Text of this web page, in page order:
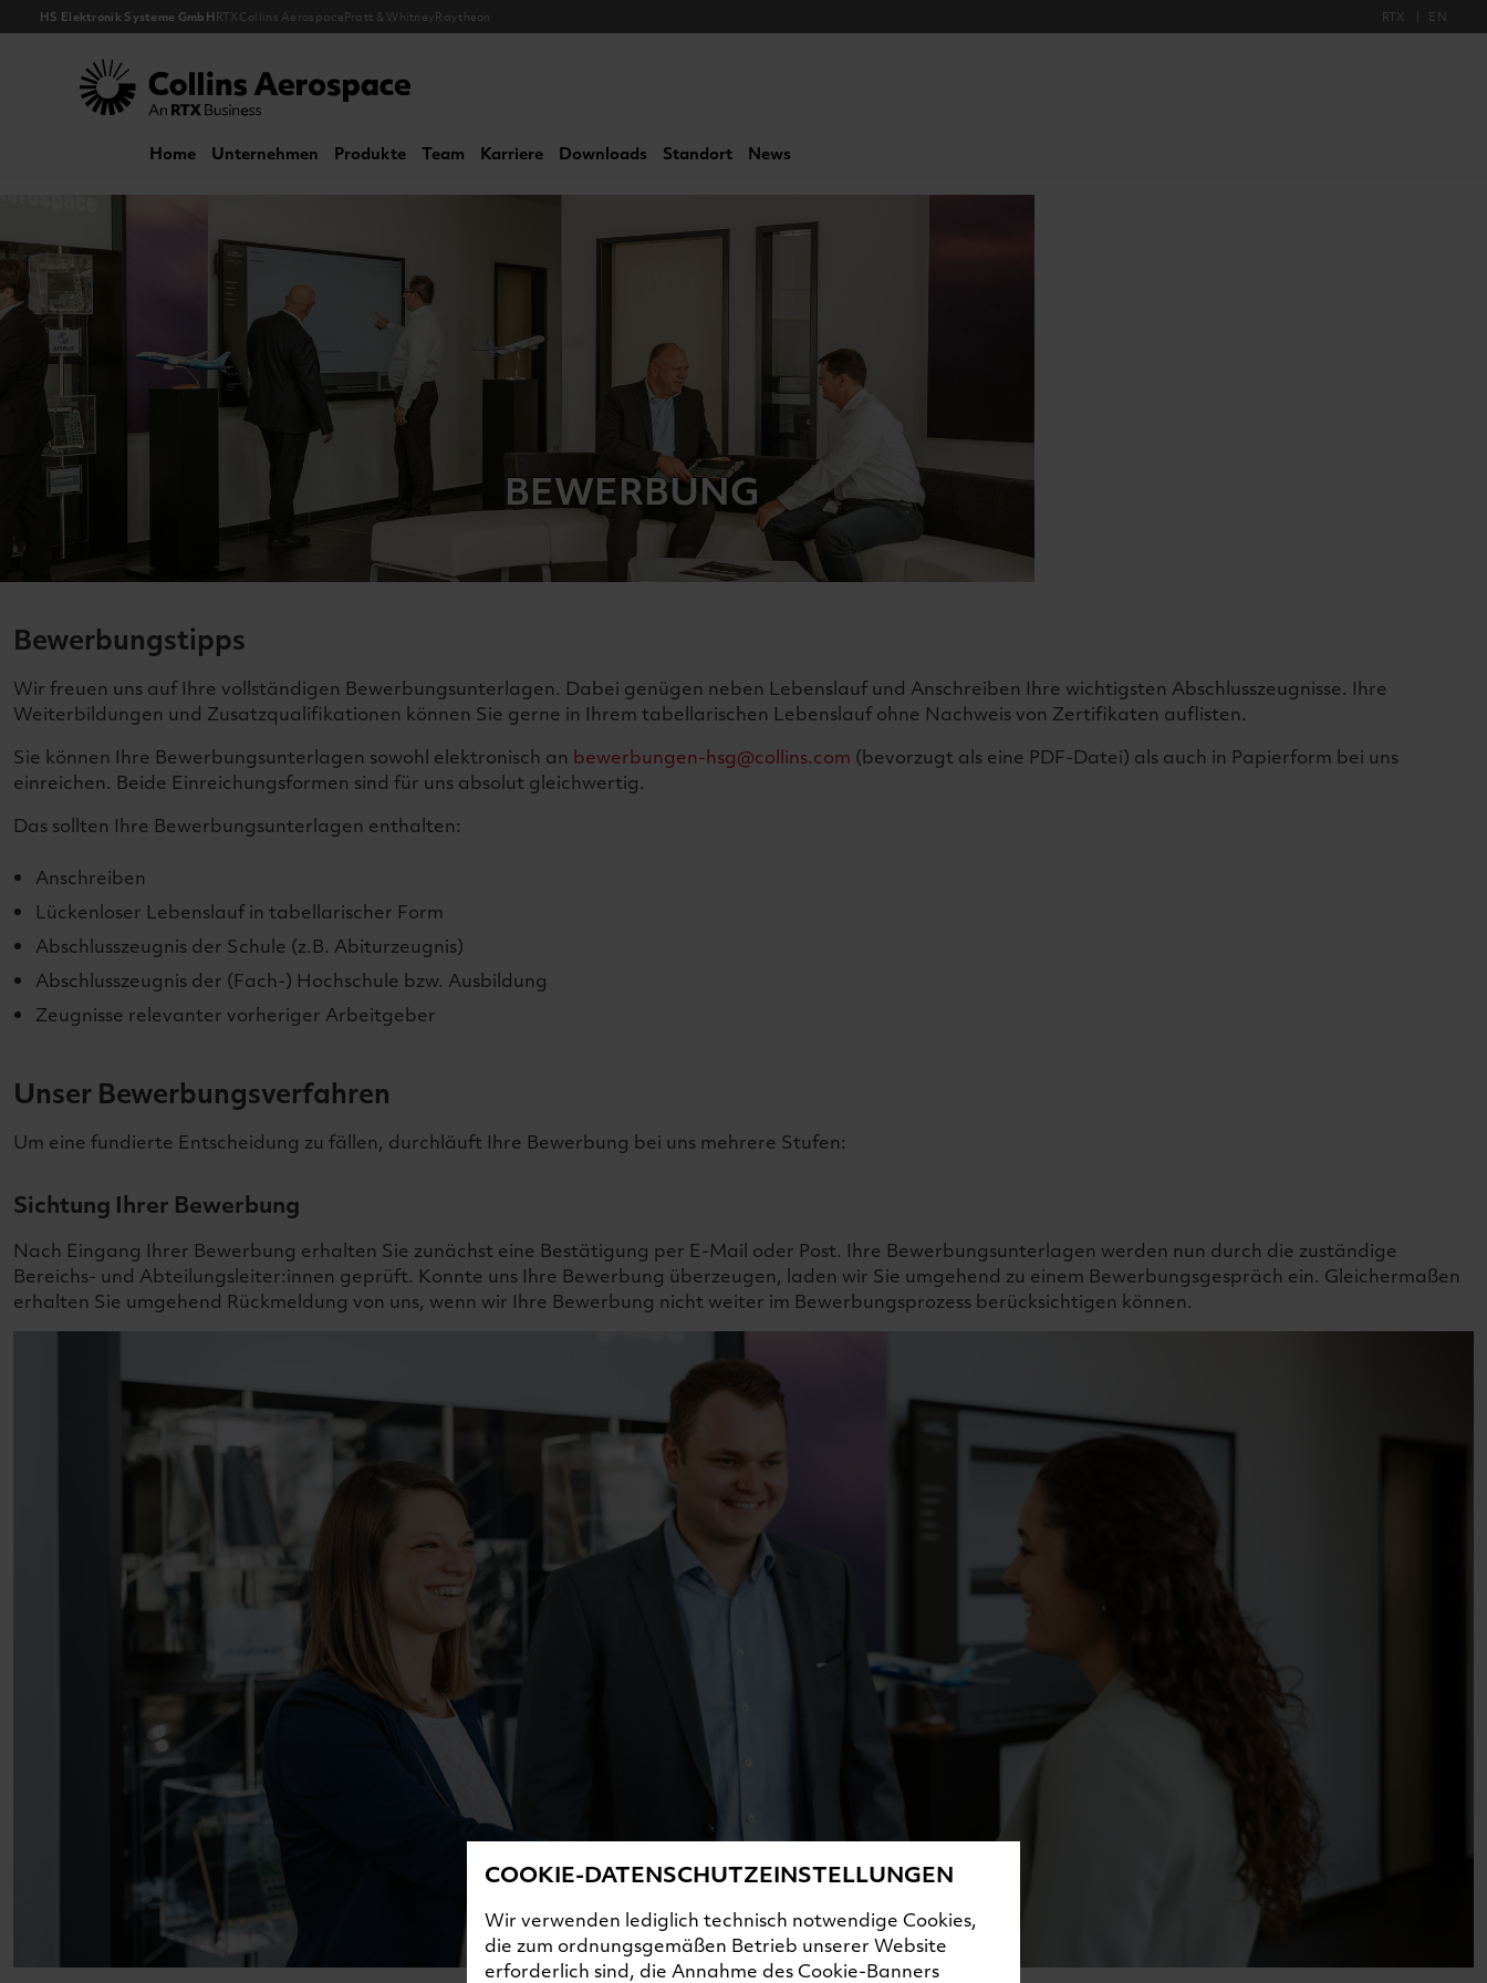
Collins Aerospace
Home Unternehmen Produkte Team Karriere Downloads Standort News
HS Elektronik Systeme GmbHRTX Collins AerospacePratt & WhitneyRaytheon RTX EN
BEWERBUNG
Bewerbungstipps
Wir freuen uns auf Ihre vollständigen Bewerbungsunterlagen. Dabei genügen neben Lebenslauf und Anschreiben Ihre wichtigsten Abschlusszeugnisse. Ihre
Weiterbildungen und Zusatzqualifikationen können Sie gerne in Ihrem tabellarischen Lebenslauf ohne Nachweis von Zertifikaten auflisten.
Sie können Ihre Bewerbungsunterlagen sowohl elektronisch an bewerbungen-hsg@collins.com (bevorzugt als eine PDF-Datei) als auch in Papierform bei uns
einreichen. Beide Einreichungsformen sind für uns absolut gleichwertig.
Das sollten Ihre Bewerbungsunterlagen enthalten:
Anschreiben
Lückenloser Lebenslauf in tabellarischer Form
Abschlusszeugnis der Schule (z.B. Abiturzeugnis)
Abschlusszeugnis der (Fach-) Hochschule bzw. Ausbildung
Zeugnisse relevanter vorheriger Arbeitgeber
Unser Bewerbungsverfahren
Um eine fundierte Entscheidung zu fällen, durchläuft Ihre Bewerbung bei uns mehrere Stufen:
Sichtung Ihrer Bewerbung
Nach Eingang Ihrer Bewerbung erhalten Sie zunächst eine Bestätigung per E-Mail oder Post. Ihre Bewerbungsunterlagen werden nun durch die zuständige
Bereichs- und Abteilungsleiter:innen geprüft. Konnte uns Ihre Bewerbung überzeugen, laden wir Sie umgehend zu einem Bewerbungsgespräch ein. Gleichermaßen
erhalten Sie umgehend Rückmeldung von uns, wenn wir Ihre Bewerbung nicht weiter im Bewerbungsprozess berücksichtigen können.
COOKIE-DATENSCHUTZEINSTELLUNGEN
Wir verwenden lediglich technisch notwendige Cookies,
die zum ordnungsgemäßen Betrieb unserer Website
erforderlich sind, die Annahme des Cookie-Banners